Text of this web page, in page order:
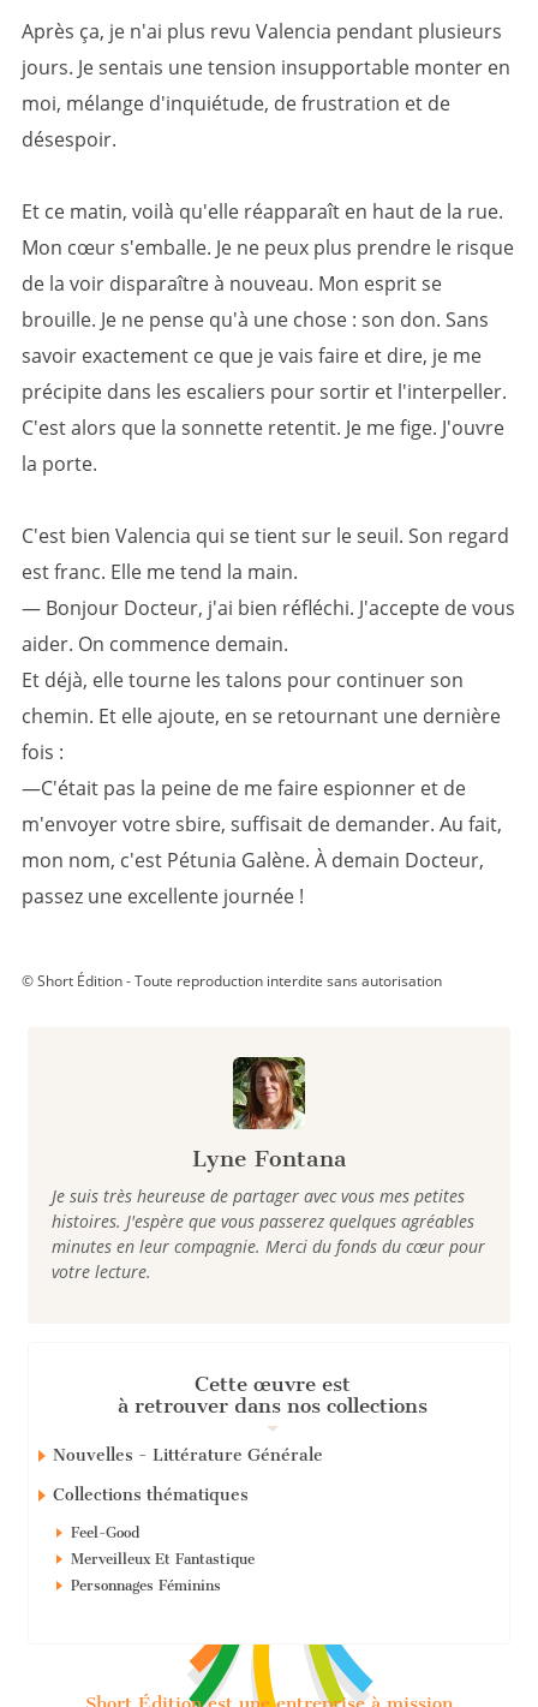
Lyne Fontana
Je suis très heureuse de partager avec vous mes petites
histoires. J'espère que vous passerez quelques agréables
minutes en leur compagnie. Merci du fonds du cœur pour
votre lecture.
Cette œuvre est
à retrouver dans nos collections
Nouvelles - Littérature Générale
Collections thématiques
Feel-Good
Merveilleux Et Fantastique
Personnages Féminins
Après ça, je n'ai plus revu Valencia pendant plusieurs
jours. Je sentais une tension insupportable monter en
moi, mélange d'inquiétude, de frustration et de
désespoir.
Et ce matin, voilà qu'elle réapparaît en haut de la rue.
Mon cœur s'emballe. Je ne peux plus prendre le risque
de la voir disparaître à nouveau. Mon esprit se
brouille. Je ne pense qu'à une chose : son don. Sans
savoir exactement ce que je vais faire et dire, je me
précipite dans les escaliers pour sortir et l'interpeller.
C'est alors que la sonnette retentit. Je me fige. J'ouvre
la porte.
C'est bien Valencia qui se tient sur le seuil. Son regard
est franc. Elle me tend la main.
— Bonjour Docteur, j'ai bien réfléchi. J'accepte de vous
aider. On commence demain.
Et déjà, elle tourne les talons pour continuer son
chemin. Et elle ajoute, en se retournant une dernière
fois :
—C'était pas la peine de me faire espionner et de
m'envoyer votre sbire, suffisait de demander. Au fait,
mon nom, c'est Pétunia Galène. À demain Docteur,
passez une excellente journée !
© Short Édition - Toute reproduction interdite sans autorisation